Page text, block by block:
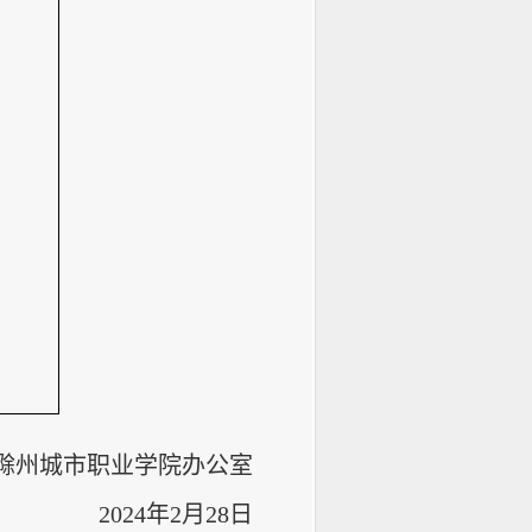
州城市职业学院办公室
2024年2月 28 日